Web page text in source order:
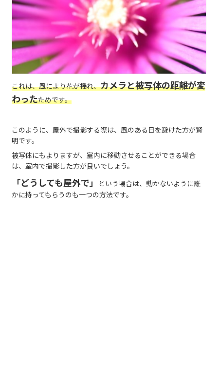
これは、風により花が揺れ、カメラと被写体の距離が変
わったためです。
このように、屋外で撮影する際は、風のある日を避けた方が賢
明です。
被写体にもよりますが、室内に移動させることができる場合
は、室内で撮影した方が良いでしょう。
「どうしても屋外で」
という場合は、動かないように誰
かに持ってもらうのも一つの方法です。